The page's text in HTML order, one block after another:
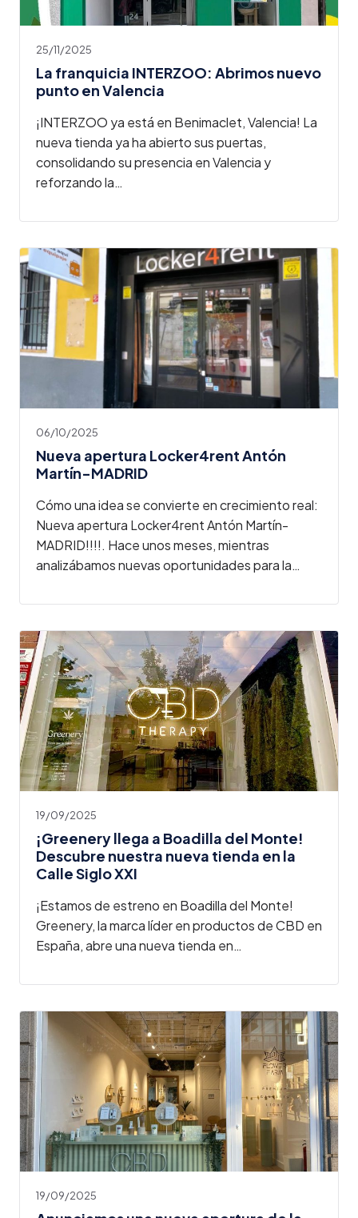
25/11/2025
La franquicia INTERZOO: Abrimos nuevo
punto en Valencia
¡INTERZOO ya está en Benimaclet, Valencia! La
nueva tienda ya ha abierto sus puertas,
consolidando su presencia en Valencia y
reforzando la…
06/10/2025
Nueva apertura Locker4rent Antón
Martín-MADRID
Cómo una idea se convierte en crecimiento real:
Nueva apertura Locker4rent Antón Martín-
MADRID!!!!. Hace unos meses, mientras
analizábamos nuevas oportunidades para la…
19/09/2025
¡Greenery llega a Boadilla del Monte!
Descubre nuestra nueva tienda en la
Calle Siglo XXI
¡Estamos de estreno en Boadilla del Monte!
Greenery, la marca líder en productos de CBD en
España, abre una nueva tienda en…
19/09/2025